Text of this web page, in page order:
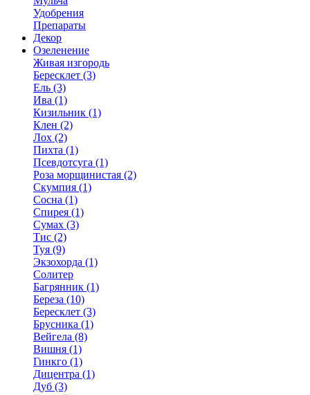
Удобрения
Препараты
Декор
Озеленение
Живая изгородь
Бересклет (3)
Ель (3)
Ива (1)
Кизильник (1)
Клен (2)
Лох (2)
Пихта (1)
Псевдотсуга (1)
Роза морщинистая (2)
Скумпия (1)
Сосна (1)
Спирея (1)
Сумах (3)
Тис (2)
Туя (9)
Экзохорда (1)
Солитер
Багрянник (1)
Береза (10)
Бересклет (3)
Брусника (1)
Вейгела (8)
Вишня (1)
Гинкго (1)
Дицентра (1)
Дуб (3)